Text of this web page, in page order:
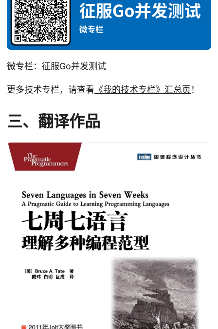
微专栏：征服Go并发测试
更多技术专栏，请查看 《我的技术专栏》汇总页！
三、翻译作品